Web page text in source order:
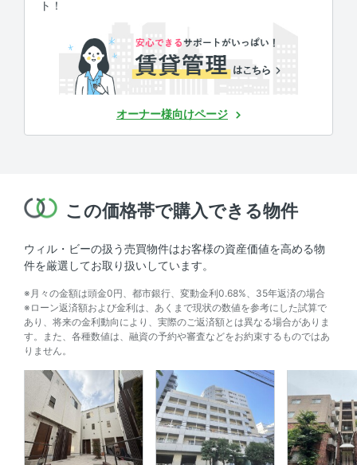
ト！
オーナー様向けページ
この価格帯で購入できる物件
ウィル・ビーの扱う売買物件はお客様の資産価値を高める物
件を厳選してお取り扱いしています。
※月々の金額は頭金0円、都市銀行、変動金利0.68%、35年返済の場合
※ローン返済額および金利は、あくまで現状の数値を参考にした試算で
あり、将来の金利動向により、実際のご返済額とは異なる場合がありま
す。また、各種数値は、融資の予約や審査などをお約束するものではあ
りません。